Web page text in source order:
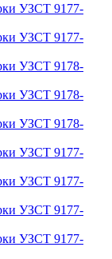
УЗСТ 9177-
УЗСТ 9177-
УЗСТ 9178-
УЗСТ 9178-
УЗСТ 9178-
УЗСТ 9177-
УЗСТ 9177-
УЗСТ 9177-
УЗСТ 9177-